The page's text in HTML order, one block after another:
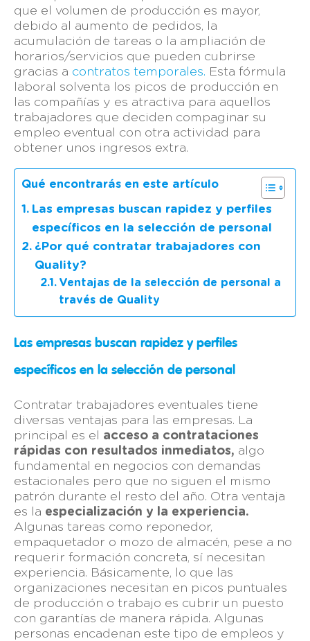
que el volumen de producción es mayor,
debido al aumento de pedidos, la
acumulación de tareas o la ampliación de
horarios/servicios que pueden cubrirse
gracias a contratos temporales. Esta fórmula
laboral solventa los picos de producción en
las compañías y es atractiva para aquellos
trabajadores que deciden compaginar su
empleo eventual con otra actividad para
obtener unos ingresos extra.
Qué encontrarás en este artículo
Las empresas buscan rapidez y perfiles
específicos en la selección de personal
¿Por qué contratar trabajadores con
Quality?
Ventajas de la selección de personal a
través de Quality
Las empresas buscan rapidez y perfiles
específicos en la selección de personal
Contratar trabajadores eventuales tiene
diversas ventajas para las empresas. La
principal es el acceso a contrataciones
rápidas con resultados inmediatos, algo
fundamental en negocios con demandas
estacionales pero que no siguen el mismo
patrón durante el resto del año. Otra ventaja
es la especialización y la experiencia.
Algunas tareas como reponedor,
empaquetador o mozo de almacén, pese a no
requerir formación concreta, sí necesitan
experiencia. Básicamente, lo que las
organizaciones necesitan en picos puntuales
de producción o trabajo es cubrir un puesto
con garantías de manera rápida. Algunas
personas encadenan este tipo de empleos y